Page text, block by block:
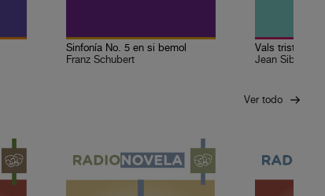
Sinfonía No. 5 en si bemol
Franz Schubert
Vals triste
Jean Sibelius
Ver todo